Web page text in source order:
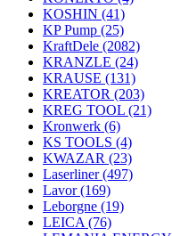
KOSHIN (41)
KP Pump (25)
KraftDele (2082)
KRANZLE (24)
KRAUSE (131)
KREATOR (203)
KREG TOOL (21)
Kronwerk (6)
KS TOOLS (4)
KWAZAR (23)
Laserliner(497)
Lavor(169)
Leborgne (19)
LEICA (76)